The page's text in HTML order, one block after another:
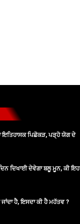
ਇਤਿਹਾਸਕ ਪਿਛੋਕੜ, ਪੜ੍ਹੋ ਯੋਗ ਦੇ
ਦਿਖਾਈ ਦੇਵੇਗਾ ਬਲੂ ਮੂਨ, ਕੀ ਇਹ
ਹੈ, ਇਸਦਾ ਕੀ ਹੈ ਮਹੱਤਵ ?